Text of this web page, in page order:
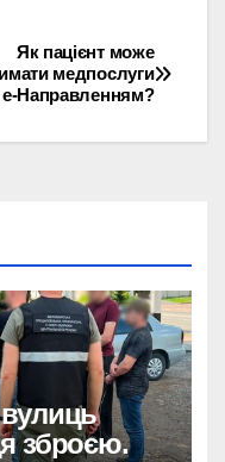
Як пацієнт може
медпослуги
е-Направленням?
зброєю.